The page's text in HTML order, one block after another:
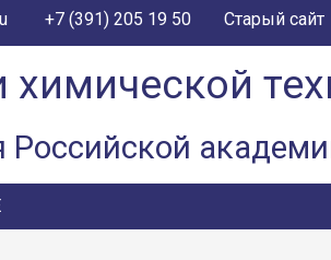
+7 (391) 205 19 50 Старый сайт
химической
Российской